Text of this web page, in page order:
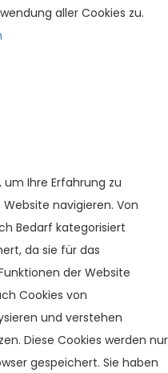
aller Cookies zu.
Ihre Erfahrung zu
navigieren. Von
Bedarf kategorisiert
da sie für das
der Website
Cookies von
und verstehen
Diese Cookies werden nur
gespeichert. Sie haben